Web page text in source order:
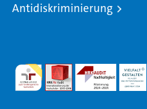
Antidiskriminierung